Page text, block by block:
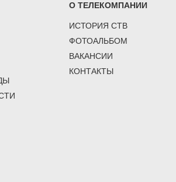
О ТЕЛЕКОМПАНИИ
ИСТОРИЯ СТВ
ФОТОАЛЬБОМ
ВАКАНСИИ
КОНТАКТЫ